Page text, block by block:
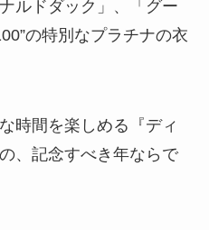
ルドダック」、「グー
の特別なプラチナの衣
時間を楽しめる『ディ
、記念すべき年ならで